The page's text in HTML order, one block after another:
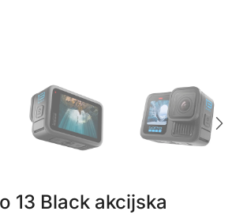
13 Black akcijska